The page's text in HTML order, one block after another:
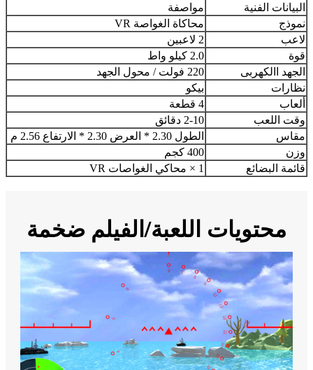
البيانات الفنية
مواصفة
نموذج
محاكاة الغواصة VR
لاعب
2 لاعبين
قوة
2.0 كيلو واط
الجهد االكهربى
220 فولت / محول الجهد
نظارات
بيكو
ألعاب
4 قطعة
وقت اللعب
2-10 دقائق
مقاس
الطول 2.30 * العرض 2.30 * الارتفاع 2.56 م
وزن
400 كجم
قائمة البضائع
1 × محاكي الغواصات VR
محتويات اللعبة/الفيلم ضخمة